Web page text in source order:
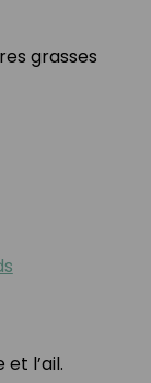
grasses
l’ail.